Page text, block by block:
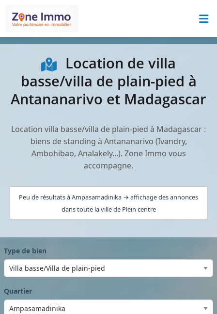
Location de villa
basse/villa de plain-pied à
Antananarivo et Madagascar
Location villa basse/villa de plain-pied à Madagascar :
biens de standing à Antananarivo (Ivandry,
Ambohibao, Analakely...). Zone Immo vous
accompagne.
Peu de résultats à Ampasamadinika → affichage des annonces
dans toute la ville de Plein centre
Type de bien
Quartier